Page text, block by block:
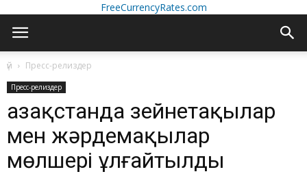
FreeCurrencyRates.com
үй Пресс-релиздер
Пресс-релиздер
Қазақстанда зейнетақылар
мен жәрдемақылар
мөлшері ұлғайтылды